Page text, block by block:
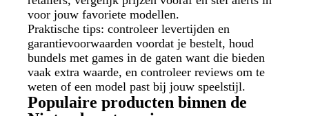
voor jouw favoriete modellen.
Praktische tips: controleer levertijden en
garantievoorwaarden voordat je bestelt, houd
bundels met games in de gaten want die bieden
vaak extra waarde, en controleer reviews om te
weten of een model past bij jouw speelstijl.
Populaire producten binnen de